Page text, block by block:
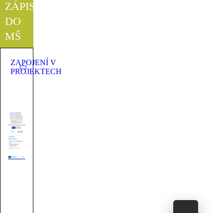
ZÁPIS
DO
MŠ
ZAPOJENÍ V
PROJEKTECH